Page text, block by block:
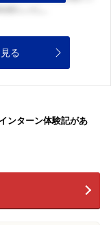
る
ンターン体験記があ